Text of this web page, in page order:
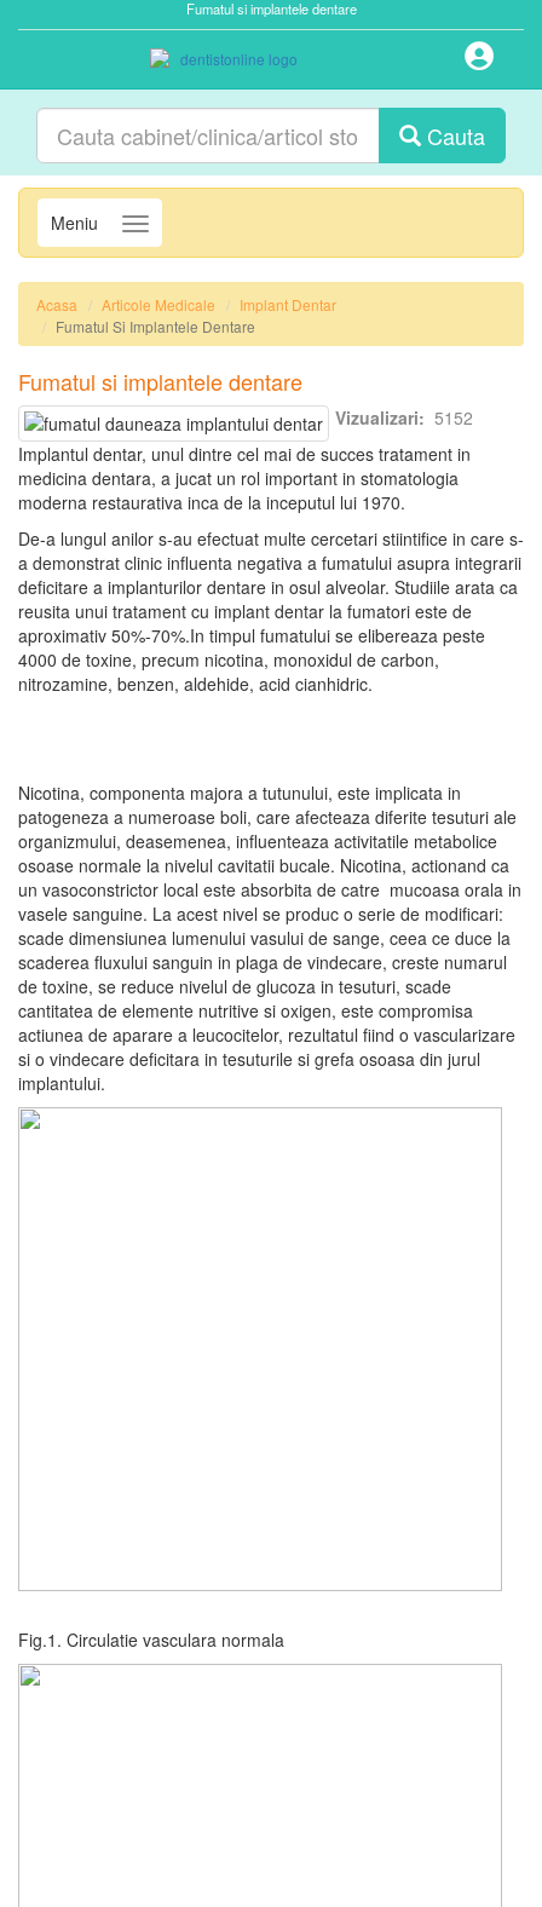
Fumatul si implantele dentare
Cauta
Meniu Navigatie
Acasa Articole Medicale
Implant Dentar
Fumatul Si Implantele Dentare
Fumatul si implantele dentare
Vizualizari: 5152
Implantul dentar, unul dintre cel mai de succes tratament in
medicina dentara, a jucat un rol important in stomatologia
moderna restaurativa inca de la inceputul lui 1970.
De-a lungul anilor s-au efectuat multe cercetari stiintifice in care s-
a demonstrat clinic influenta negativa a fumatului asupra integrarii
deficitare a implanturilor dentare in osul alveolar. Studiile arata ca
reusita unui tratament cu implant dentar la fumatori este de
aproximativ 50%-70%.In timpul fumatului se elibereaza peste
4000 de toxine, precum nicotina, monoxidul de carbon,
nitrozamine, benzen, aldehide, acid cianhidric.
Nicotina, componenta majora a tutunului, este implicata in
patogeneza a numeroase boli, care afecteaza diferite tesuturi ale
organizmului, deasemenea, influenteaza activitatile metabolice
osoase normale la nivelul cavitatii bucale. Nicotina, actionand ca
un vasoconstrictor local este absorbita de catre mucoasa orala in
vasele sanguine. La acest nivel se produc o serie de modificari:
scade dimensiunea lumenului vasului de sange, ceea ce duce la
scaderea fluxului sanguin in plaga de vindecare, creste numarul
de toxine, se reduce nivelul de glucoza in tesuturi, scade
cantitatea de elemente nutritive si oxigen, este compromisa
actiunea de aparare a leucocitelor, rezultatul fiind o vascularizare
si o vindecare deficitara in tesuturile si grefa osoasa din jurul
implantului.
Fig.1. Circulatie vasculara normala